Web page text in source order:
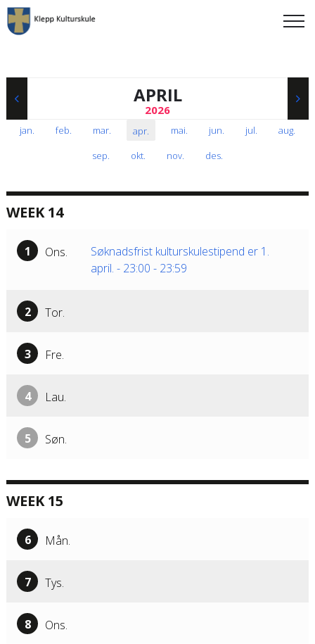
APRIL
2026
jan. feb. mar. apr. mai. jun. jul. aug.
sep. okt. nov. des.
WEEK 14
1 Ons.
Søknadsfrist kulturskulestipend er 1.
april. - 23:00 - 23:59
2 Tor.
3 Fre.
4 Lau.
5 Søn.
WEEK 15
6 Mån.
7 Tys.
8 Ons.